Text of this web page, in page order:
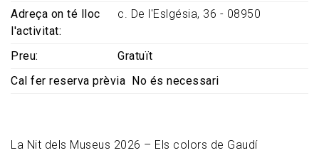
La Nit dels Museus 2026 – Els colors de Gaudí
Adreça on té lloc
l'activitat
c. De l'Eslgésia, 36 - 08950
Preu
Gratuït
Cal fer reserva prèvia
No és necessari